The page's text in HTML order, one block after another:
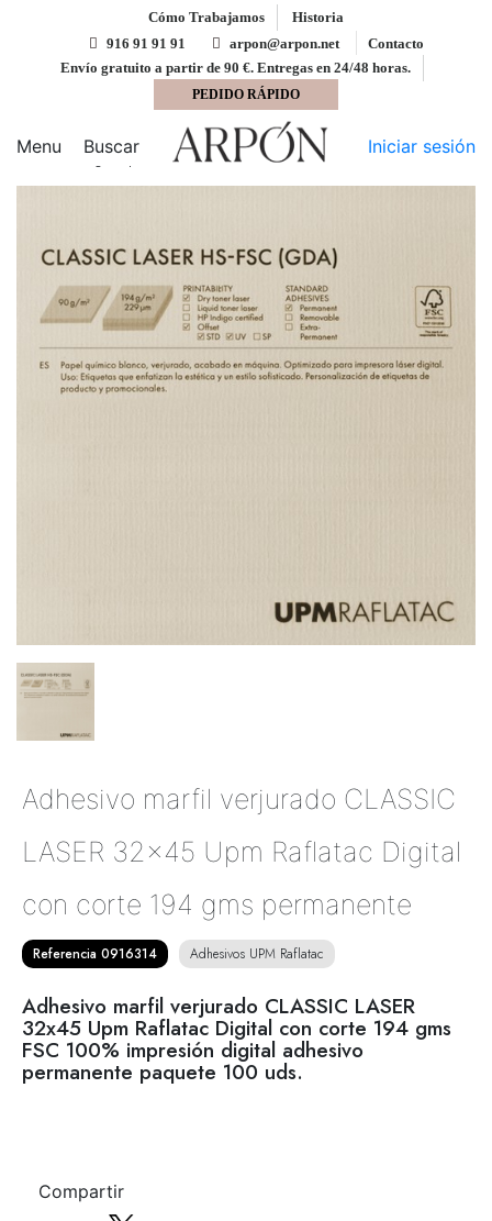
Cómo Trabajamos
Historia
916 91 91 91
arpon@arpon.net
Contacto
Envío gratuito a partir de 90 €. Entregas en 24/48 horas.
PEDIDO RÁPIDO
Menu Buscar Iniciar sesión
Adhesivos UPM Raflatac
Adhesivo marfil
verjurado CLASSIC LASER 32x45 Upm Raflatac Digital con
corte 194 gms permanente
Adhesivo marfil verjurado CLASSIC
LASER 32x45 Upm Raflatac Digital
con corte 194 gms permanente
Referencia 0916314 Adhesivos UPM Raflatac
Adhesivo marfil verjurado CLASSIC LASER
32x45 Upm Raflatac Digital con corte 194 gms
FSC 100% impresión digital adhesivo
permanente paquete 100 uds.
Compartir